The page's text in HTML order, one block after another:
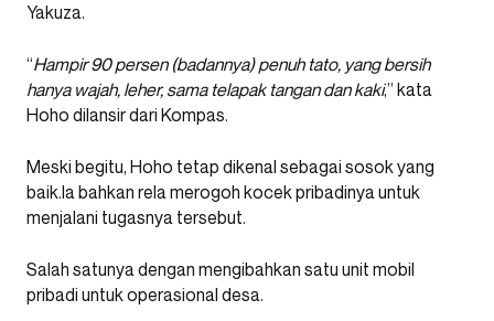
Yakuza.
“Hampir 90 persen (badannya) penuh tato, yang bersih
hanya wajah, leher, sama telapak tangan dan kaki,” kata
Hoho dilansir dari Kompas.
Meski begitu, Hoho tetap dikenal sebagai sosok yang
baik.Ia bahkan rela merogoh kocek pribadinya untuk
menjalani tugasnya tersebut.
Salah satunya dengan mengibahkan satu unit mobil
pribadi untuk operasional desa.